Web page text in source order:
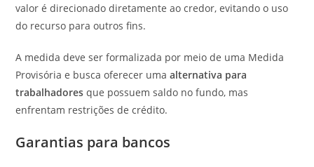
valor é direcionado diretamente ao credor, evitando o uso
do recurso para outros fins.
A medida deve ser formalizada por meio de uma Medida
Provisória e busca oferecer umaalternativa para
trabalhadores que possuem saldo no fundo, mas
enfrentam restrições de crédito.
Garantias para bancos